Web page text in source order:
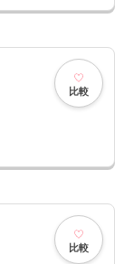
比較
比較